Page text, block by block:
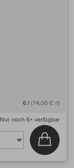
6 l (74,00 € /l)
Nur noch 6× verfügbar
In